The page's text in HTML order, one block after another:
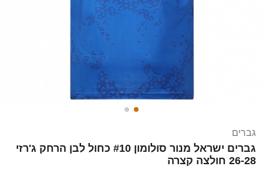
גברים
גברים ישראל מנור סולומון #10 כחול לבן הרחק ג'רזי
26-28 חולצה קצרה